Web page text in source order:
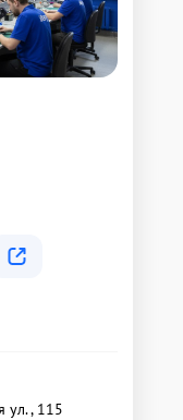
ул., 115